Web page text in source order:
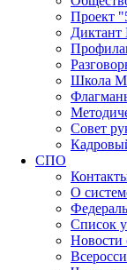
Проект
Школа
Совет
СПО
О
Список
Новости